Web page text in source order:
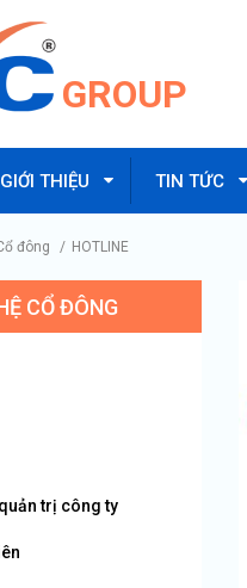
GROUP
GIỚI THIỆU TIN TỨC
đông / HOTLINE
CỔ ĐÔNG
trị công ty